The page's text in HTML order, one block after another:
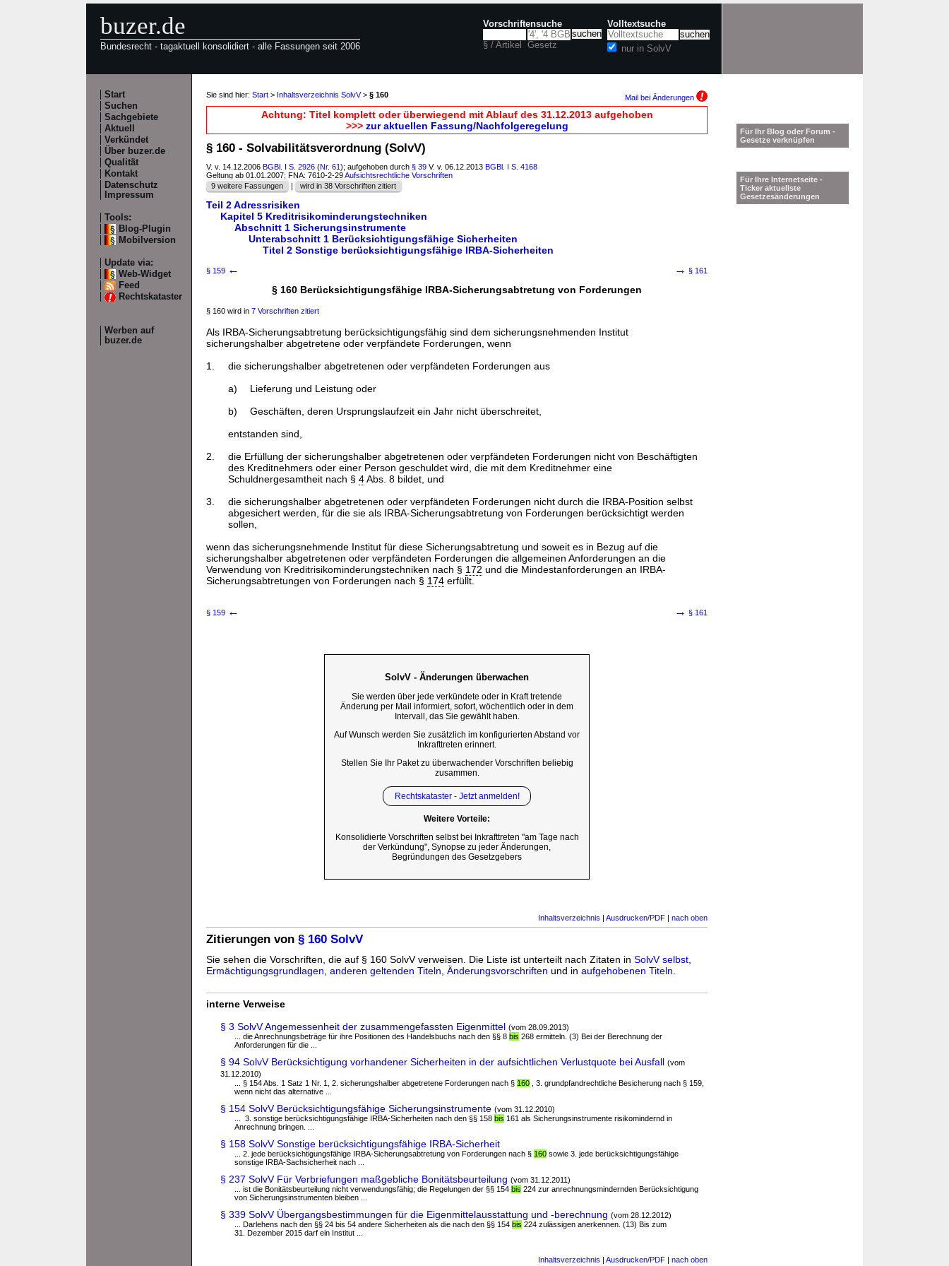
buzer.de
Bundesrecht - tagaktuell konsolidiert - alle Fassungen seit 2006
Vorschriftensuche
§ / Artikel Gesetz
Volltextsuche
nur in SolvV
Start
Suchen
Sachgebiete
Aktuell
Verkündet
Über buzer.de
Qualität
Kontakt
Datenschutz
Impressum
Tools:
Blog-Plugin
Mobilversion
Update via:
Web-Widget
Feed
Rechtskataster
Werben auf
buzer.de
Sie sind hier: Start > Inhaltsverzeichnis SolvV> § 160 Mail bei Änderungen
Achtung: Titel komplett oder überwiegend mit Ablauf des 31.12.2013 aufgehoben
>>> zur aktuellen Fassung/Nachfolgeregelung
§ 160 - Solvabilitätsverordnung (SolvV)
V. v. 14.12.2006 BGBl. I S. 2926 (Nr. 61); aufgehoben durch § 39 V. v. 06.12.2013 BGBl. I S. 4168
Geltung ab 01.01.2007; FNA: 7610-2-29Aufsichtsrechtliche Vorschriften
9 weitere Fassungen
| wird in 38 Vorschriften zitiert
Teil 2 Adressrisiken
Kapitel 5 Kreditrisikominderungstechniken
Abschnitt 1 Sicherungsinstrumente
Unterabschnitt 1 Berücksichtigungsfähige Sicherheiten
Titel 2 Sonstige berücksichtigungsfähige IRBA-Sicherheiten
§ 159 ← → § 161
§ 160 Berücksichtigungsfähige IRBA-Sicherungsabtretung von Forderungen
§ 160 wird in 7 Vorschriften zitiert
Als IRBA-Sicherungsabtretung berücksichtigungsfähig sind dem sicherungsnehmenden Institut
sicherungshalber abgetretene oder verpfändete Forderungen, wenn
1.
die sicherungshalber abgetretenen oder verpfändeten Forderungen aus
a)
Lieferung und Leistung oder
b)
Geschäften, deren Ursprungslaufzeit ein Jahr nicht überschreitet,
entstanden sind,
2.
die Erfüllung der sicherungshalber abgetretenen oder verpfändeten Forderungen nicht von Beschäftigten
des Kreditnehmers oder einer Person geschuldet wird, die mit dem Kreditnehmer eine
Schuldnergesamtheit nach § 4Abs. 8 bildet, und
3.
die sicherungshalber abgetretenen oder verpfändeten Forderungen nicht durch die IRBA-Position selbst
abgesichert werden, für die sie als IRBA-Sicherungsabtretung von Forderungen berücksichtigt werden
sollen,
wenn das sicherungsnehmende Institut für diese Sicherungsabtretung und soweit es in Bezug auf die
sicherungshalber abgetretenen oder verpfändeten Forderungen die allgemeinen Anforderungen an die
Verwendung von Kreditrisikominderungstechniken nach § 172 und die Mindestanforderungen an IRBA-
Sicherungsabtretungen von Forderungen nach § 174 erfüllt.
§ 159 ← → § 161
SolvV - Änderungen überwachen
Sie werden über jede verkündete oder in Kraft tretende
Änderung per Mail informiert, sofort, wöchentlich oder in dem
Intervall, das Sie gewählt haben.
Auf Wunsch werden Sie zusätzlich im konfigurierten Abstand vor
Inkrafttreten erinnert.
Stellen Sie Ihr Paket zu überwachender Vorschriften beliebig
zusammen.
Rechtskataster - Jetzt anmelden!
Weitere Vorteile:
Konsolidierte Vorschriften selbst bei Inkrafttreten "am Tage nach
der Verkündung", Synopse zu jeder Änderungen,
Begründungen des Gesetzgebers
Inhaltsverzeichnis | Ausdrucken/PDF | nach oben
Zitierungen von § 160 SolvV
Sie sehen die Vorschriften, die auf § 160 SolvV verweisen. Die Liste ist unterteilt nach Zitaten in SolvV selbst
Ermächtigungsgrundlagen anderen geltenden Titeln Änderungsvorschriften und in aufgehobenen Titeln
interne Verweise
§ 3 SolvV Angemessenheit der zusammengefassten Eigenmittel (vom 28.09.2013)
... die Anrechnungsbeträge für ihre Positionen des Handelsbuchs nach den §§ 8 bis 268 ermitteln. (3) Bei der Berechnung der
Anforderungen für die ...
§ 94 SolvV Berücksichtigung vorhandener Sicherheiten in der aufsichtlichen Verlustquote bei Ausfall (vom
31.12.2010)
... § 154 Abs. 1 Satz 1 Nr. 1, 2. sicherungshalber abgetretene Forderungen nach § 160 , 3. grundpfandrechtliche Besicherung nach § 159,
wenn nicht das alternative ...
§ 154 SolvV Berücksichtigungsfähige Sicherungsinstrumente (vom 31.12.2010)
... 3. sonstige berücksichtigungsfähige IRBA-Sicherheiten nach den §§ 158 bis 161 als Sicherungsinstrumente risikomindernd in
Anrechnung bringen. ...
§ 158 SolvV Sonstige berücksichtigungsfähige IRBA-Sicherheit
... 2. jede berücksichtigungsfähige IRBA-Sicherungsabtretung von Forderungen nach § 160 sowie 3. jede berücksichtigungsfähige
sonstige IRBA-Sachsicherheit nach ...
§ 237 SolvV Für Verbriefungen maßgebliche Bonitätsbeurteilung (vom 31.12.2011)
... ist die Bonitätsbeurteilung nicht verwendungsfähig; die Regelungen der §§ 154 bis 224 zur anrechnungsmindernden Berücksichtigung
von Sicherungsinstrumenten bleiben ...
§ 339 SolvV Übergangsbestimmungen für die Eigenmittelausstattung und -berechnung (vom 28.12.2012)
... Darlehens nach den §§ 24 bis 54 andere Sicherheiten als die nach den §§ 154 bis 224 zulässigen anerkennen. (13) Bis zum
31. Dezember 2015 darf ein Institut ...
Inhaltsverzeichnis | Ausdrucken/PDF | nach oben
Für Ihr Blog oder Forum -
Gesetze verknüpfen
Für Ihre Internetseite -
Ticker aktuellste
Gesetzesänderungen